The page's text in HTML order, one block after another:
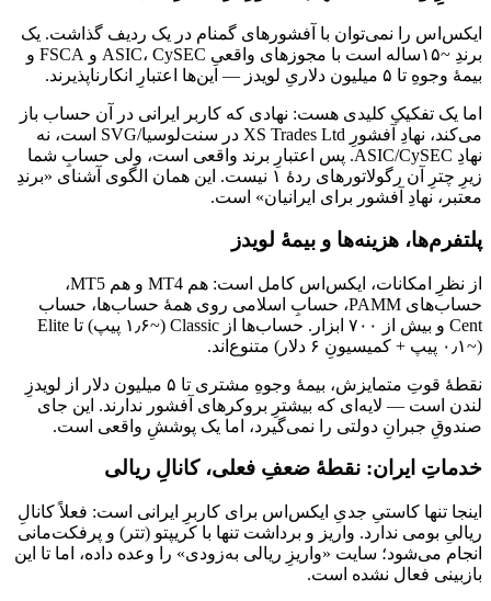
ایکس‌اس را نمی‌توان با آفشورهای گمنام در یک ردیف گذاشت. یک
برندِ ~۱۵ساله است با مجوزهای واقعیِ ASIC، CySEC و FSCA و
بیمهٔ وجوهِ تا ۵ میلیون دلاریِ لویدز — این‌ها اعتبارِ انکارناپذیرند.
اما یک تفکیکِ کلیدی هست: نهادی که کاربر ایرانی در آن حساب باز
می‌کند، نهادِ آفشورِ XS Trades Ltd در سنت‌لوسیا/SVG است، نه
نهادِ ASIC/CySEC. پس اعتبارِ برند واقعی است، ولی حسابِ شما
زیرِ چترِ آن رگولاتورهای ردهٔ ۱ نیست. این همان الگوی آشنای «برندِ
معتبر، نهادِ آفشور برای ایرانیان» است.
پلتفرم‌ها، هزینه‌ها و بیمهٔ لویدز
از نظرِ امکانات، ایکس‌اس کامل است: هم MT4 و هم MT5،
حساب‌های PAMM، حسابِ اسلامی روی همهٔ حساب‌ها، حساب
Cent و بیش از ۷۰۰ ابزار. حساب‌ها از Classic (~۱٫۶ پیپ) تا Elite
(~۰٫۱ پیپ + کمیسیونِ ۶ دلار) متنوع‌اند.
نقطهٔ قوتِ متمایزش، بیمهٔ وجوهِ مشتری تا ۵ میلیون دلار از لویدزِ
لندن است — لایه‌ای که بیشترِ بروکرهای آفشور ندارند. این جای
صندوقِ جبرانِ دولتی را نمی‌گیرد، اما یک پوششِ واقعی است.
خدماتِ ایران: نقطهٔ ضعفِ فعلی، کانالِ ریالی
اینجا تنها کاستیِ جدیِ ایکس‌اس برای کاربرِ ایرانی است: فعلاً کانالِ
ریالیِ بومی ندارد. واریز و برداشت تنها با کریپتو (تتر) و پرفکت‌مانی
انجام می‌شود؛ سایت «واریزِ ریالی به‌زودی» را وعده داده، اما تا این
بازبینی فعال نشده است.